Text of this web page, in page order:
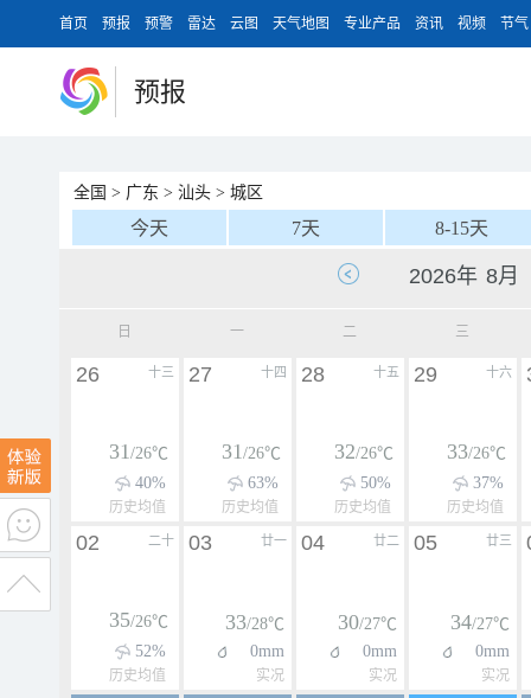
首页 预报 预警 雷达 云图 天气地图 专业产品 资讯 视频 节气
预报
全国 > 广东 > 汕头 > 城区
今天 7天 8-15天
日 一 二 三
十三
26
31/26℃
40%
历史均值
十四
27
31/26℃
63%
历史均值
十五
28
32/26℃
50%
历史均值
十六
29
33/26℃
37%
历史均值
二十
02
35/26℃
52%
历史均值
廿一
03
33/28℃
0mm
实况
廿二
04
30/27℃
0mm
实况
廿三
05
34/27℃
0mm
实况